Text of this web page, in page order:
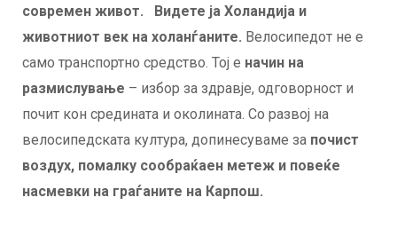
современ живот. Видете ја Холандија и
животниот век на холанѓаните. Велосипедот не е
само транспортно средство. Тој е начин на
размислување – избор за здравје, одговорност и
почит кон средината и околината. Со развој на
велосипедската култура, допинесуваме за почист
воздух, помалку сообраќаен метеж и повеќе
насмевки на граѓаните на Карпош.